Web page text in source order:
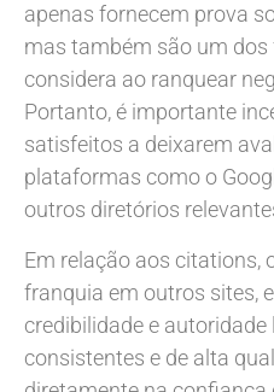
apenas fornecem prova
mas também são um dos
considera ao ranquear
Portanto, é importante
satisfeitos a deixarem
plataformas como o
outros diretórios
Em relação aos citations,
franquia em outros sites,
credibilidade e
consistentes e de alta